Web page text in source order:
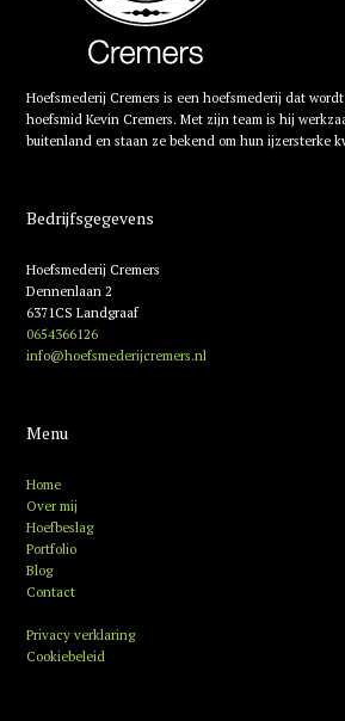
Hoefsmederij Cremers is een hoefsmederij dat
hoefsmid Kevin Cremers. Met zijn team is hij
buitenland en staan ze bekend om hun ijzersterke
Bedrijfsgegevens
Hoefsmederij Cremers
Dennenlaan 2
6371CS Landgraaf
0654366126
info@hoefsmederijcremers.nl
Menu
Home
Over mij
Hoefbeslag
Portfolio
Blog
Contact
Privacy verklaring
Cookiebeleid